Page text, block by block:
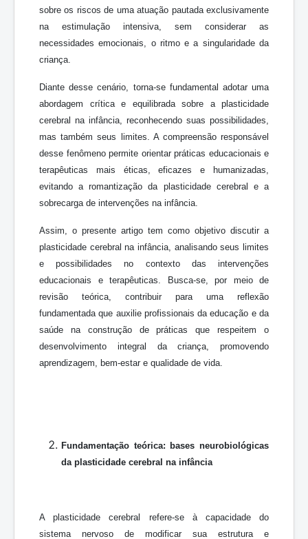
sobre os riscos de uma atuação pautada exclusivamente
na estimulação intensiva, sem considerar as
necessidades emocionais, o ritmo e a singularidade da
criança.
Diante desse cenário, torna-se fundamental adotar uma
abordagem crítica e equilibrada sobre a plasticidade
cerebral na infância, reconhecendo suas possibilidades,
mas também seus limites. A compreensão responsável
desse fenômeno permite orientar práticas educacionais e
terapêuticas mais éticas, eficazes e humanizadas,
evitando a romantização da plasticidade cerebral e a
sobrecarga de intervenções na infância.
Assim, o presente artigo tem como objetivo discutir a
plasticidade cerebral na infância, analisando seus limites
e possibilidades no contexto das intervenções
educacionais e terapêuticas. Busca-se, por meio de
revisão teórica, contribuir para uma reflexão
fundamentada que auxilie profissionais da educação e da
saúde na construção de práticas que respeitem o
desenvolvimento integral da criança, promovendo
aprendizagem, bem-estar e qualidade de vida.
Fundamentação teórica: bases neurobiológicas
da plasticidade cerebral na infância
A plasticidade cerebral refere-se à capacidade do
sistema nervoso de modificar sua estrutura e